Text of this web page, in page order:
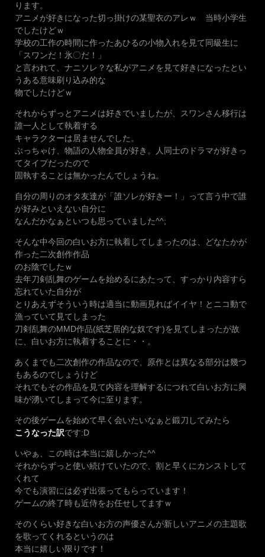
ります。
アニメが好きになった切っ掛けの某聖衣のアレｗ 当時小学生
でしたけどｗ
学校の工作の時間に作ったあひるの小物入れを見て同級生に
「スワンだ！氷〇だ！」
と言われて、ナニソレ？な私がアニメを見て好きになったとい
うある意味刷り込み的な
物でしたけどｗ
それからずっとアニメは好きでいましたが、スワンさん移行は
誰一人として執着する
キャラクターは居ませんでした。
ぶっちゃけ、物語の人物全員が好き。人同士のドラマが好きっ
てタイプだったので
固執することは無かったんでしょうね。
自分の周りのオタ友達が「誰ソレが好きー！」って言う中で誰
が好みといえない自分に
なんだかなぁといつも思っていました^^;
そんな中今回の白いお方に執着してしまったのは、どなたかが
作った二次創作作品
のお陰でしたｗ
去年刀剣乱舞のゲームを始めるにあたって、すっかり内容すら
忘れていた自分が
とりあえずそういう時は適当に動画見ればイイヤ！とニコ動で
漁っていて見てしまった
刀剣乱舞のMMD作品(紙芝居的な奴です)を見てしまったが故
に、白いお方に執着することに・・。
あくまでも二次創作の作品なので、原作とは異なる部分は幾つ
もあるのでしょうけど
それでもその作品を見て内容を理解するにつれて白いお方に興
味が湧いてしまって今に至ります。
その後ゲームを始めて早く会いたいなぁと鍛刀してみたら
こうなった訳です:D
いやぁ、この時は本当に嬉しかった^^
それからずっと使い続けていたので、割と早くにカンストして
くれて
今でも演習には必ず出張ってもらっています！
ゲームの終了時も近侍をお任せしてますｗ
そのくらい好きな白いお方の声優さんが新しいアニメの主題歌
を歌ってくれるというのは
本当に嬉しい限りです！